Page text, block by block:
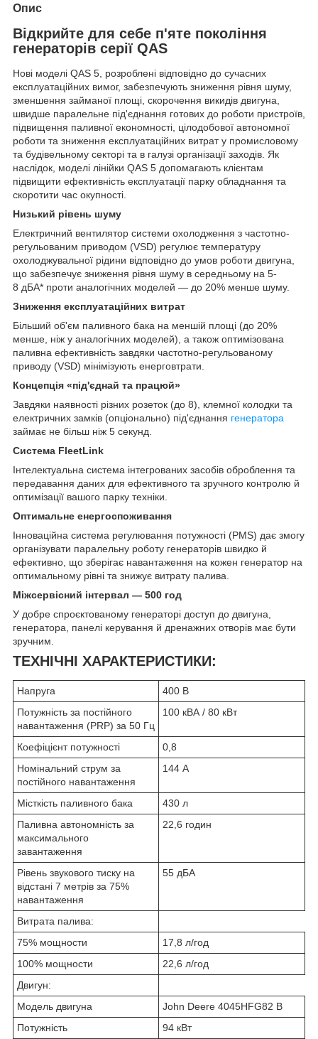
Опис
Відкрийте для себе п'яте покоління
генераторів серії QAS
Нові моделі QAS 5, розроблені відповідно до сучасних
експлуатаційних вимог, забезпечують зниження рівня шуму,
зменшення займаної площі, скорочення викидів двигуна,
швидше паралельне під'єднання готових до роботи пристроїв,
підвищення паливної економності, цілодобової автономної
роботи та зниження експлуатаційних витрат у промисловому
та будівельному секторі та в галузі організації заходів. Як
наслідок, моделі лінійки QAS 5 допомагають клієнтам
підвищити ефективність експлуатації парку обладнання та
скоротити час окупності.
Низький рівень шуму
Електричний вентилятор системи охолодження з частотно-
регульованим приводом (VSD) регулює температуру
охолоджувальної рідини відповідно до умов роботи двигуна,
що забезпечує зниження рівня шуму в середньому на 5-
8 дБА* проти аналогічних моделей — до 20% менше шуму.
Зниження експлуатаційних витрат
Більший об'єм паливного бака на меншій площі (до 20%
менше, ніж у аналогічних моделей), а також оптимізована
паливна ефективність завдяки частотно-регульованому
приводу (VSD) мінімізують енерговтрати.
Концепція «під'єднай та працюй»
Завдяки наявності різних розеток (до 8), клемної колодки та
електричних замків (опціонально) під'єднання генератора
займає не більш ніж 5 секунд.
Система FleetLink
Інтелектуальна система інтегрованих засобів оброблення та
передавання даних для ефективного та зручного контролю й
оптимізації вашого парку техніки.
Оптимальне енергоспоживання
Інноваційна система регулювання потужності (PMS) дає змогу
організувати паралельну роботу генераторів швидко й
ефективно, що зберігає навантаження на кожен генератор на
оптимальному рівні та знижує витрату палива.
Міжсервісний інтервал — 500 год
У добре спроєктованому генераторі доступ до двигуна,
генератора, панелі керування й дренажних отворів має бути
зручним.
ТЕХНІЧНІ ХАРАКТЕРИСТИКИ:
Напруга
400 В
Потужність за постійного
навантаження (PRP) за 50 Гц
100 кВА / 80 кВт
Коефіцієнт потужності
0,8
Номінальний струм за
постійного навантаження
144 А
Місткість паливного бака
430 л
Паливна автономність за
максимального
завантаження
22,6 годин
Рівень звукового тиску на
відстані 7 метрів за 75%
навантаження
55 дБА
Витрата палива:
75% мощности
17,8 л/год
100% мощности
22,6 л/год
Двигун:
Модель двигуна
John Deere 4045HFG82 B
Потужність
94 кВт